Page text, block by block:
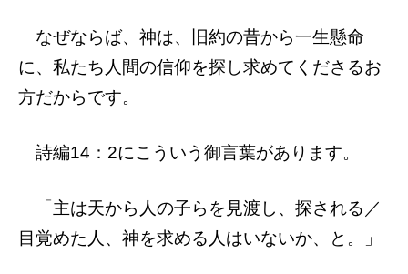
なぜならば、神は、旧約の昔から一生懸命
に、私たち人間の信仰を探し求めてくださるお
方だからです。
詩編14：2にこういう御言葉があります。
「主は天から人の子らを見渡し、探される／
目覚めた人、神を求める人はいないか、と。」